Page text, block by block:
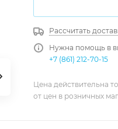
Рассчитать
Нужна помощь в
+7 (861) 212-70-15
Цена действительна
от цен в розничных